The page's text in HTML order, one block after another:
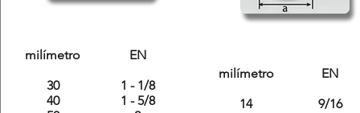
milímetro
30
40
EN
1 - 1/8
1 - 5/8
milímetro
14
EN
9/16